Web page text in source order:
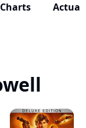
Charts